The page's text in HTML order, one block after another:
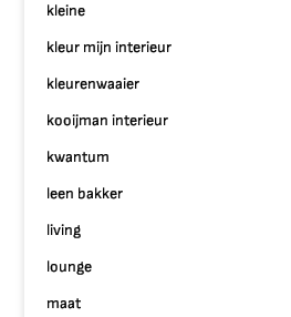
kleine
kleur mijn interieur
kleurenwaaier
kooijman interieur
kwantum
leen bakker
living
lounge
maat